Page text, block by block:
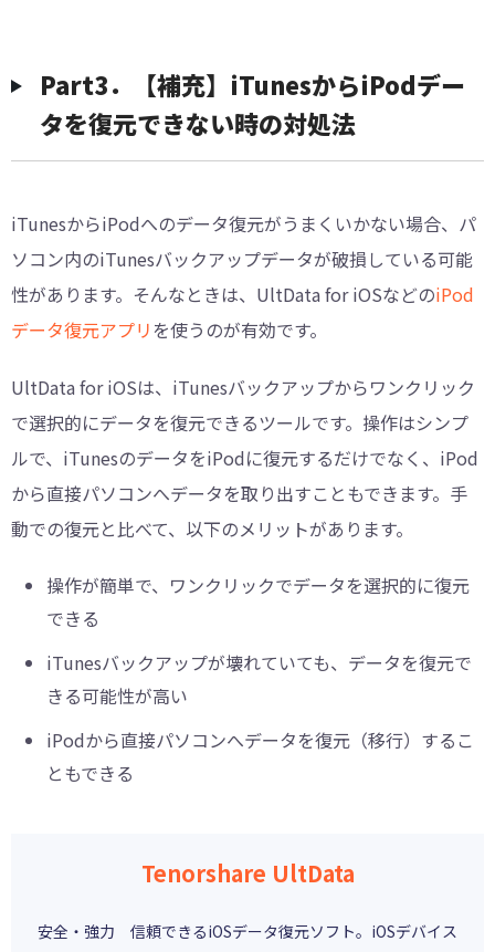
Part3．【補充】iTunesからiPodデー
タを復元できない時の対処法
iTunesからiPodへのデータ復元がうまくいかない場合、パ
ソコン内のiTunesバックアップデータが破損している可能
性があります。そんなときは、UltData for iOSなどのiPod
データ復元アプリ を使うのが有効です。
UltData for iOSは、iTunesバックアップからワンクリック
で選択的にデータを復元できるツールです。操作はシンプ
ルで、iTunesのデータをiPodに復元するだけでなく、iPod
から直接パソコンへデータを取り出すこともできます。手
動での復元と比べて、以下のメリットがあります。
操作が簡単で、ワンクリックでデータを選択的に復元
できる
iTunesバックアップが壊れていても、データを復元で
きる可能性が高い
iPodから直接パソコンへデータを復元（移行）するこ
ともできる
Tenorshare UltData
安全・強力 信頼できるiOSデータ復元ソフト。iOSデバイス